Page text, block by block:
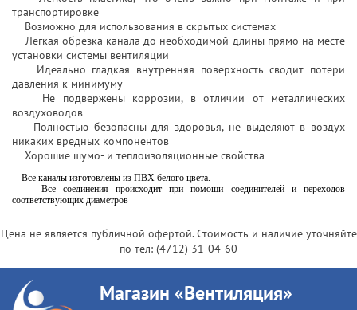
транспортировке
Возможно для использования в скрытых системах
Легкая обрезка канала до необходимой длины прямо на месте
установки системы вентиляции
Идеально гладкая внутренняя поверхность сводит потери
давления к минимуму
Не подвержены коррозии, в отличии от металлических
воздуховодов
Полностью безопасны для здоровья, не выделяют в воздух
никаких вредных компонентов
Хорошие шумо- и теплоизоляционные свойства
Все каналы изготовлены из ПВХ белого цвета.
Все соединения происходит при помощи соединителей и переходов
соответствующих диаметров
Цена не является публичной офертой. Стоимость и наличие уточняйте
по тел: (4712) 31-04-60
Магазин «Вентиляция»